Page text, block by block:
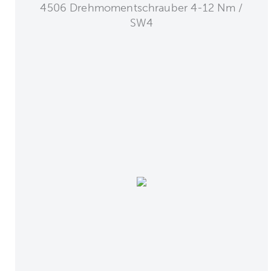
4506 Drehmomentschrauber 4-12 Nm /
SW4